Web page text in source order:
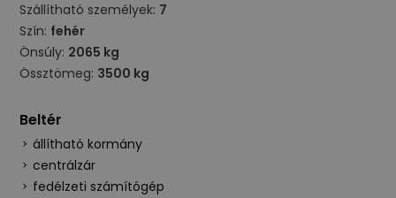
Szállítható személyek: 7
Szín: fehér
Önsúly: 2065 kg
Össztömeg: 3500 kg
Beltér
állítható kormány
centrálzár
fedélzeti számítógép